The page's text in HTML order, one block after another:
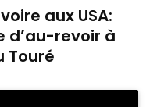
aux USA:
d’au-revoir à
Touré